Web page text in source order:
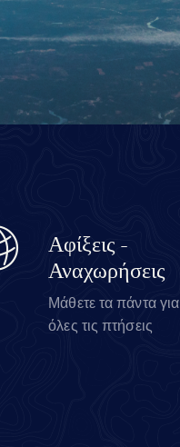
Αφίξεις -
Αναχωρήσεις
Μάθετε τα πάντα για
όλες τις πτήσεις